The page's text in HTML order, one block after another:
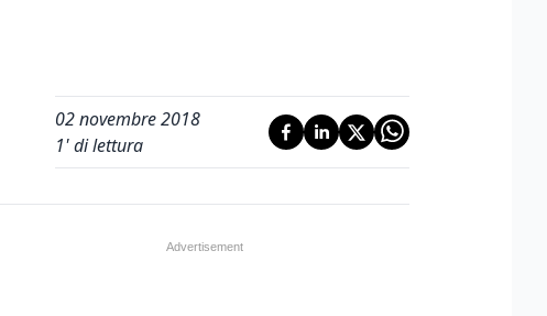
02 novembre 2018
1' di lettura